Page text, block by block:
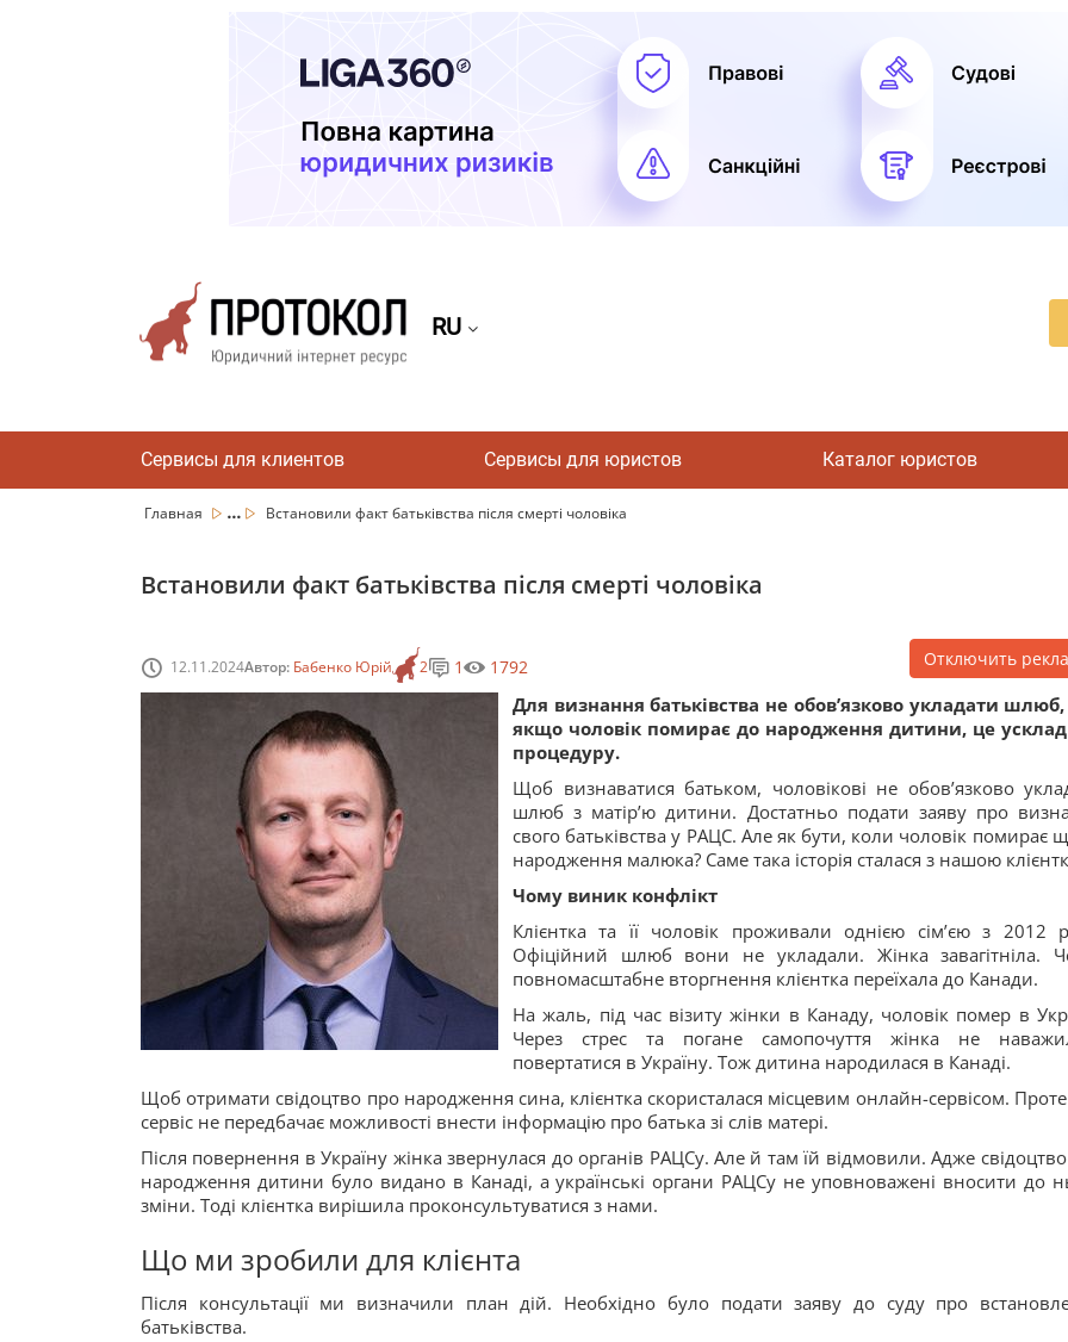
RU
Сервисы для клиентов Сервисы для юристов Каталог юристов
Главная ... Встановили факт батьківства після смерті чоловіка
Встановили факт батьківства після смерті чоловіка
12.11.2024Автор: Бабенко Юрій 2 1 1792 Отключить
Для визнання батьківства не обов’язково укладати
якщо чоловік помирає до народження дитини, це
процедуру.
Щоб визнаватися батьком, чоловікові не обов’язково
шлюб з матір’ю дитини. Достатньо подати заяву про
свого батьківства у РАЦС. Але як бути, коли чоловік помирає
народження малюка? Саме така історія сталася з нашою
Чому виник конфлікт
Клієнтка та її чоловік проживали однією сім’єю з 2012
Офіційний шлюб вони не укладали. Жінка завагітніла.
повномасштабне вторгнення клієнтка переїхала до Канади.
На жаль, під час візиту жінки в Канаду, чоловік помер в
Через стрес та погане самопочуття жінка не
повертатися в Україну. Тож дитина народилася в Канаді.
Щоб отримати свідоцтво про народження сина, клієнтка скористалася місцевим онлайн-сервісом.
сервіс не передбачає можливості внести інформацію про батька зі слів матері.
Після повернення в Україну жінка звернулася до органів РАЦСу. Але й там їй відмовили. Адже
народження дитини було видано в Канаді, а українські органи РАЦСу не уповноважені вносити до
зміни. Тоді клієнтка вирішила проконсультуватися з нами.
Що ми зробили для клієнта
Після консультації ми визначили план дій. Необхідно було подати заяву до суду про
батьківства.